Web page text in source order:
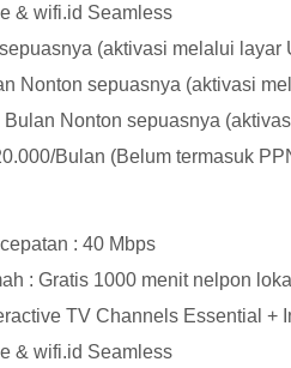
& wifi.id Seamless
(aktivasi melalui layar
Nonton sepuasnya (aktivasi
Bulan Nonton sepuasnya
Bulan (Belum termasuk
: 40 Mbps
: Gratis 1000 menit nelpon
TV Channels Essential +
& wifi.id Seamless